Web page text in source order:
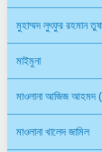
মুহাম্মদ লুৎফুর রহমান
মাইমুনা
মাওলানা আজিজ আহমদ
মাওলানা খালেদ জামিল